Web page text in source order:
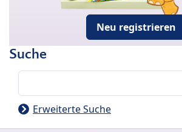
Neu registrieren
Suche
Erweiterte Suche